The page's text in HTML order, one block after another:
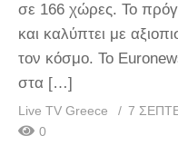
σε 166 χώρες. Το
και καλύπτει με
τον κόσμο. Το
στα […]
Live TV Greece
7
0